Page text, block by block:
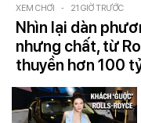
XEM CHƠI - 21 GIỜ TRƯỚC
Nhìn lại dàn
nhưng chất, từ
thuyền hơn 100